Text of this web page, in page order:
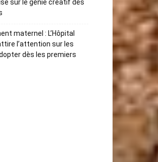
sur le génie créatif des
maternel : L’Hôpital
l’attention sur les
dès les premiers